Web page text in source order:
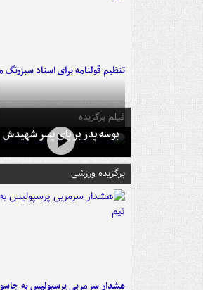
تنظیم قولنامه برای اسناد
فیلم برگزیده
بوسه‌ پدر بر پای پسر شهیدش
برگزیده ورزشی
هشدار سرمربی پرسپولیس به